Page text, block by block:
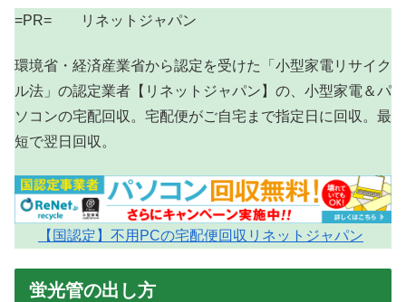
=PR= リネットジャパン
環境省・経済産業省から認定を受けた「小型家電リサイク
ル法」の認定業者【リネットジャパン】の、小型家電＆パ
ソコンの宅配回収。宅配便がご自宅まで指定日に回収。最
短で翌日回収。
【国認定】不用PCの宅配便回収リネットジャパン
蛍光管の出し方